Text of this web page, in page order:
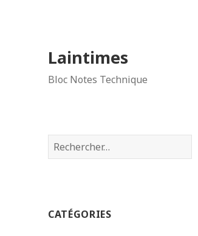
Laintimes
Bloc Notes Technique
Rechercher :
CATÉGORIES